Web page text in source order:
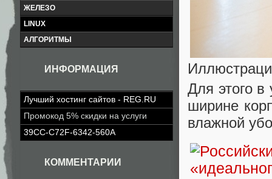
ЖЕЛЕЗО
LINUX
АЛГОРИТМЫ
ИНФОРМАЦИЯ
Лучший хостинг сайтов - REG.RU
Промокод 5% скидки на услуги
39CC-C72F-6342-560A
КОММЕНТАРИИ
Для этого в
ширине
влажной